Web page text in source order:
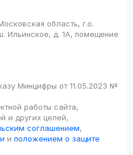
область, г.о.
Ильинское, д. 1А, помещение
Минцифры от 11.05.2023 №
работы сайта,
и других целей,
соглашением,
и положением о защите